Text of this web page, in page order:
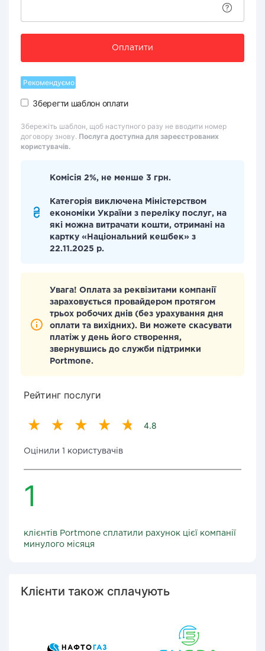
Оплатити
Рекомендуємо
Зберегти шаблон оплати
Збережіть шаблон, щоб наступного разу не вводити номер
договору знову. Послуга доступна для зареєстрованих
користувачів.
Комісія 2%, не менше 3 грн.
Категорія виключена Міністерством
економіки України з переліку послуг, на
які можна витрачати кошти, отримані на
картку «Національний кешбек» з
22.11.2025 р.
Увага! Оплата за реквізитами компанії
зараховується провайдером протягом
трьох робочих днів (без урахування дня
оплати та вихідних). Ви можете скасувати
платіж у день його створення,
звернувшись до служби підтримки
Portmone.
Рейтинг послуги
4.8
Оцінили 1 користувачів
1
клієнтів Portmone сплатили рахунок цієї компанії
минулого місяця
Клієнти також сплачують